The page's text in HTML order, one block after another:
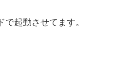
起動させてます。